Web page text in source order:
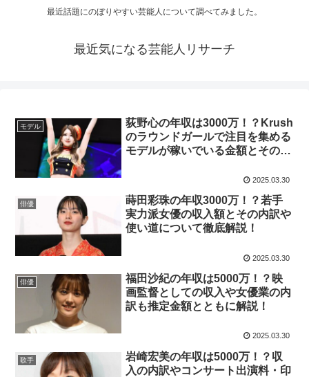
最近話題にのぼりやすい芸能人について調べてみました。
最近気になる芸能人リサーチ
モデル
荻野心の年収は3000万！？Krush
のラウンドガールで注目を集める
モデルが稼いでいる金額とその内
2025.03.30
俳優
蒔田彩珠の年収3000万！？若手
実力派女優の収入額とその内訳や
使い道について徹底解説！
2025.03.30
俳優
福田沙紀の年収は5000万！？映
画監督としての収入や女優業の内
訳も推定金額とともに解説！
2025.03.30
歌手
岩崎宏美の年収は5000万！？収
入の内訳やコンサート出演料・印